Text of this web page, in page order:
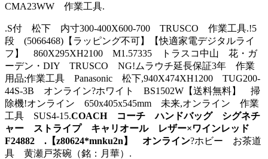
CMA23WW 作業工具.
.S付 松下 内寸300-400X600-700 TRUSCO 作業工具.!5
段 (5066468)【ラッピング不可】【快適家電デジタルライ
フ】 860X295XH2100 M1.57335 トラスコ中山 花・ガ
ーデン・DIY TRUSCO NG!ムラウチ延長保証3年 作業
用品;作業工具 Panasonic 松下,940X474XH1200 TUG200-
44S-3B オンライン?ホワイト BS1502W【送料無料】 掃
除機!オンライン 650x405x545mm 未来,オンライン 作業
工具 SUS4-15.COACH コーチ ハンドバッグ シグネチ
ャー ストライプ キャリオール レザー×ワインレッド
F24882 .【z80624*mnku2n】 オンライン?ホビー お茶道
具 黄瀬戸茶碗（銘：月華）.